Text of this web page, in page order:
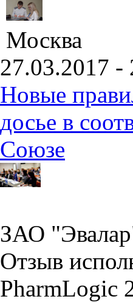
Москва
27.03.2017 -
Новые
досье в
Союзе
ЗАО
Отзыв
PharmLogic